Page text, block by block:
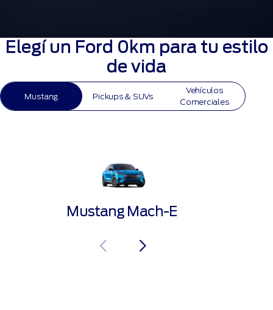
Elegí un Ford 0km para tu estilo
de vida
Mustang Pickups & SUVs
Vehículos
Comerciales
Mustang Mach-E